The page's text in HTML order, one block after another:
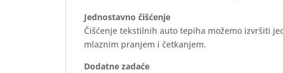
Jednostavno čišćenje
Čišćenje tekstilnih auto tepiha možemo izvršiti
mlaznim pranjem i četkanjem.
Dodatne zadaće